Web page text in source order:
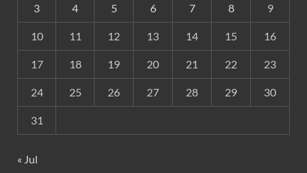
3 4 5 6 7 8 9
10 11 12 13 14 15 16
17 18 19 20 21 22 23
24 25 26 27 28 29 30
31
« Jul